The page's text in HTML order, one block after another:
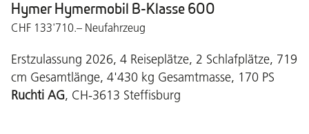
Hymer Hymermobil B-Klasse 600
CHF 133'710.– Neufahrzeug
Erstzulassung 2026, 4 Reiseplätze, 2 Schlafplätze, 719
cm Gesamtlänge, 4'430 kg Gesamtmasse, 170 PS
Ruchti AG, CH-3613 Steffisburg